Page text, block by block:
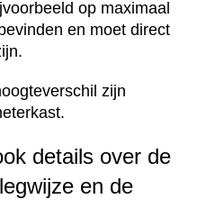
op maximaal
en moet direct
zijn
details over de
en de